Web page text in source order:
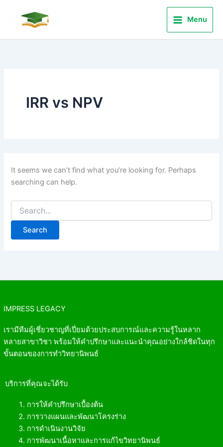
Menu
IRR vs NPV
It seems we can’t find what you’re looking for. Perhaps
searching can help.
for:
IMPRESS LEGACY
เรามีทีมผู้เชี่ยวชาญที่เปี่ยมด้วยประสบการณ์และความรู้ในหลาก
หลายสาขาวิชา พร้อมให้คำปรึกษาและแนะนำคุณอย่างใกล้ชิดในทุก
ขั้นตอนของการทำวิทยานิพนธ์
บริการที่คุณจะได้รับ
การให้คำปรึกษาเบื้องต้น
การวางแผนและพัฒนาโครงร่าง
การดำเนินงานวิจัย
การพัฒนาเนื้อหาและการแก้ไขวิทยานิพนธ์